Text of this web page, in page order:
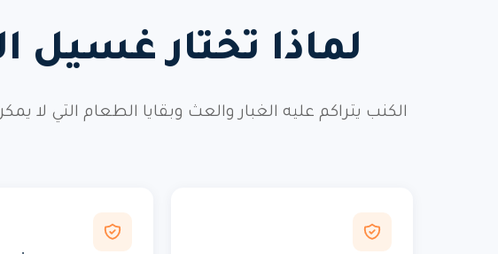
لماذا تختار غسيل
الكنب يتراكم عليه الغبار والعث وبقايا الطعام التي